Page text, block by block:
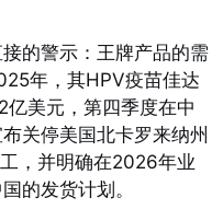
的警示：王牌产品的需
年，其HPV疫苗佳达
美元，第四季度在中
关停美国北卡罗来纳州
，并明确在2026年业
的发货计划。